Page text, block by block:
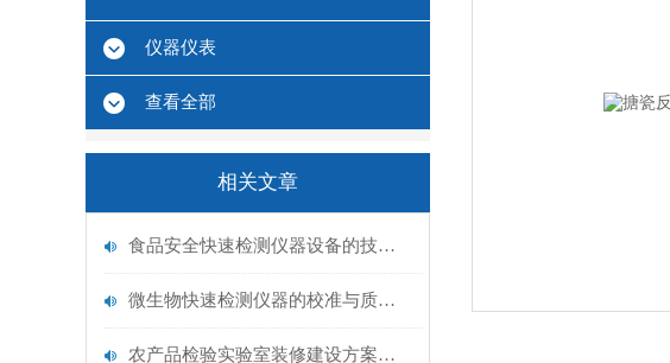
仪器仪表
查看全部
相关文章
食品安全快速检测仪器设备的技术演进与应用场景
微生物快速检测仪器的校准与质控：保证结果准确性的黄金法则
农产品检验实验室装修建设方案仪器配置清单@云唐仪器